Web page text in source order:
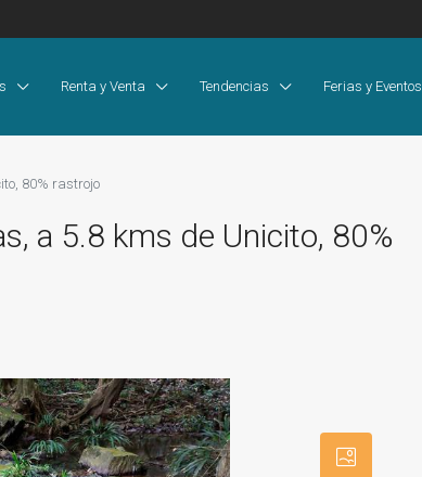
Renta y Venta Tendencias Ferias y Eventos
80% rastrojo
a 5.8 kms de Unicito, 80%